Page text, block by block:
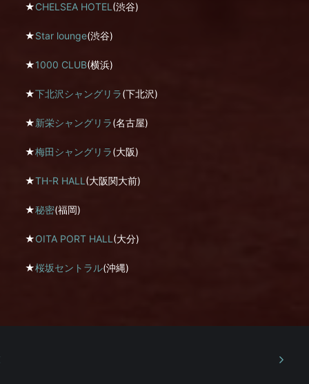
★CHELSEA HOTEL (渋谷)
★Star lounge(渋谷)
★1000 CLUB(横浜)
★下北沢シャングリラ(下北沢)
★新栄シャングリラ(名古屋)
★梅田シャングリラ(大阪)
★TH-R HALL (大阪関大前)
★秘密(福岡)
★OITA PORT HALL (大分)
★桜坂セントラル(沖縄)